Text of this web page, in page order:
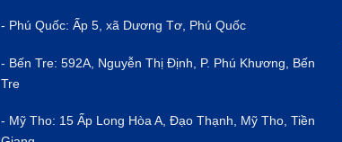
- Phú Quốc: Ấp 5, xã Dương Tơ, Phú Quốc
- Bến Tre: 592A, Nguyễn Thị Định, P. Phú Khương, Bến
Tre
- Mỹ Tho: 15 Ấp Long Hòa A, Đạo Thạnh, Mỹ Tho, Tiền